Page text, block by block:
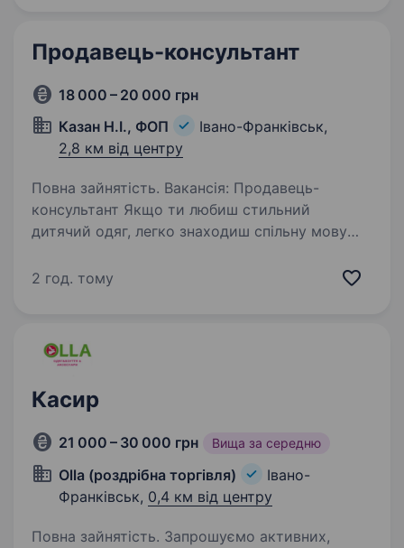
Продавець-консультант
18 000 – 20 000 грн
Казан Н.І., ФОП
Івано-Франківськ,
2,8 км від центру
Повна зайнятість. Вакансія: Продавець-
консультант Якщо ти любиш стильний
дитячий одяг, легко знаходиш спільну мову
атмосфері — ми чекаємо на тебе! Магазин
2 год. тому
Касир
21 000 – 30 000 грн Вища за середню
Olla (роздрібна торгівля)
Івано-
Франківськ, 0,4 км від центру
Повна зайнятість. Запрошуємо активних,